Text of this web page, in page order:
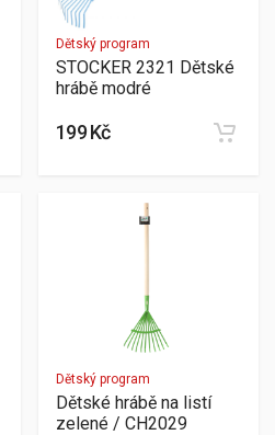
Dětský program
STOCKER 2321 Dětské
hrábě modré
199 Kč
Dětský program
Dětské hrábě na listí
zelené / CH2029